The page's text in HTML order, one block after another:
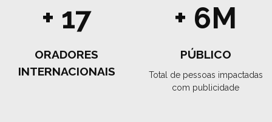
+ 17
ORADORES
INTERNACIONAIS
+ 6M
PÚBLICO
Total de pessoas impactadas
com publicidade